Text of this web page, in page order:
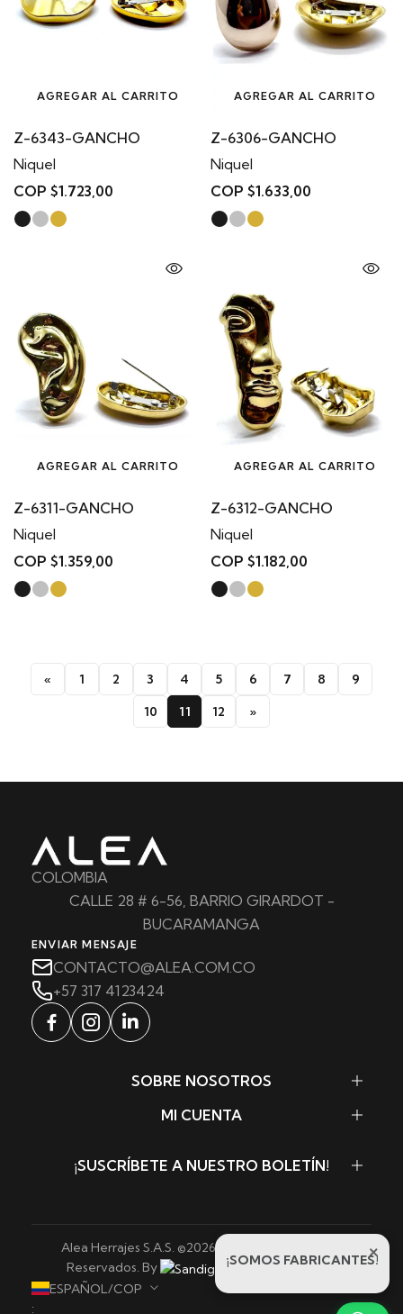
AGREGAR AL CARRITO
Z-6343-GANCHO
Niquel
COP $1.723,00
AGREGAR AL CARRITO
Z-6306-GANCHO
Niquel
COP $1.633,00
AGREGAR AL CARRITO
Z-6311-GANCHO
Niquel
COP $1.359,00
AGREGAR AL CARRITO
Z-6312-GANCHO
Niquel
COP $1.182,00
« 1 2 3 4 5 6 7 8
9
10
11 12 »
COLOMBIA
CALLE 28 # 6-56, BARRIO GIRARDOT -
BUCARAMANGA
ENVIAR MENSAJE
CONTACTO@ALEA.COM.CO
+57 317 4123424
SOBRE NOSOTROS
MI CUENTA
¡SUSCRÍBETE A NUESTRO BOLETÍN!
Alea Herrajes S.A.S. ©2026. Todos los Derechos
Reservados. By
Sandigowebs
ESPAÑOL/COP
:
×
¡SOMOS FABRICANTES!